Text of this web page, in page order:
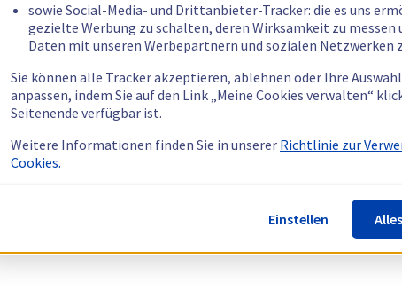
sowie Social-Media- und Drittanbieter-Tracker: die es uns
gezielte Werbung zu schalten, deren Wirksamkeit zu
Daten mit unseren Werbepartnern und sozialen Netzwerken
Sie können alle Tracker akzeptieren, ablehnen oder Ihre
anpassen, indem Sie auf den Link „Meine Cookies verwalten“
Seitenende verfügbar ist.
Weitere Informationen finden Sie in unserer Richtlinie zur
Cookies.
Einstellen